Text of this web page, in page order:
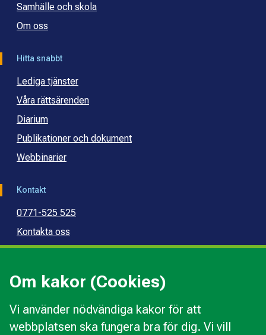
Om kakor (Cookies)
Vi använder nödvändiga kakor för att
webbplatsen ska fungera bra för dig. Vi vill
Samhälle och skola
Om oss
Hitta snabbt
Lediga tjänster
Våra rättsärenden
Diarium
Publikationer och dokument
Webbinarier
Kontakt
0771-525 525
Kontakta oss
Press
Kommunal budget- och skuldrådgivning